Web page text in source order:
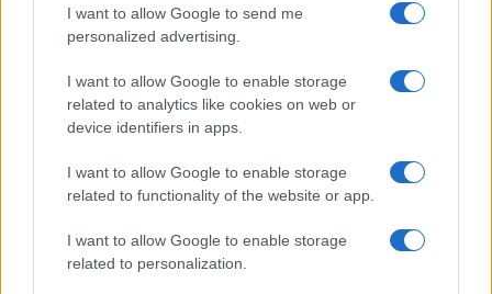
I want to allow Google to send me
personalized advertising.
I want to allow Google to enable storage
related to analytics like cookies on web or
device identifiers in apps.
I want to allow Google to enable storage
related to functionality of the website or app.
I want to allow Google to enable storage
related to personalization.
Secondo l’analisi dell’Ansa, Vigevano diventa così
il primo vero banco di prova elettorale del
progetto politico di Vannacci. “Vigevano è
apripista per le prossime elezioni politiche”, ha
Sorte (Forza Italia): “Altro che
effetto Vannacci, vince l’area